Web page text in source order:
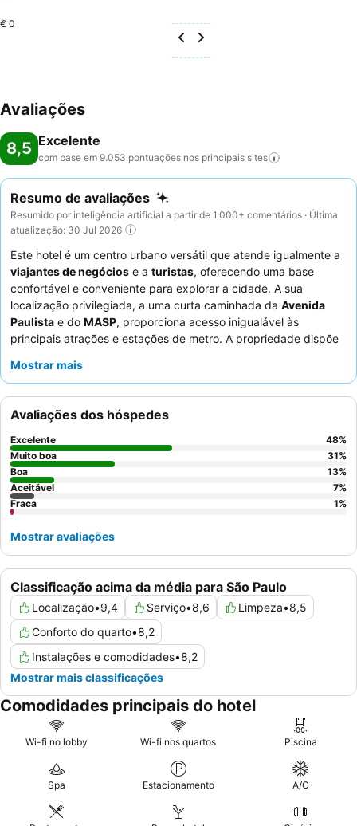
€ 0
Avaliações
8,5 Excelente
com base em 9.053 pontuações nos principais sites
Resumo de avaliações
Resumido por inteligência artificial a partir de 1.000+ comentários · Última
atualização: 30 Jul 2026
Este hotel é um centro urbano versátil que atende igualmente a
viajantes de negócios e a turistas, oferecendo uma base
confortável e conveniente para explorar a cidade. A sua
localização privilegiada, a uma curta caminhada da Avenida
Paulista e do MASP, proporciona acesso inigualável às
principais atrações e estações de metro. A propriedade dispõe
explorar a cidade. Os hóspedes elogiam consistentemente os
pequeno-almoço
, com uma vasta seleção de frutas frescas e
itens quentes. Para uma estadia mais tranquila, os hóspedes
podem preferir quartos virados para o lado oposto da rua
devido a problemas ocasionais de isolamento acústico.
Mostrar mais
Classificação acima da média para São Paulo
Localização•9,4 Serviço•8,6 Limpeza•8,5
Conforto do quarto•8,2
Instalações e comodidades•8,2
Mostrar mais classificações
Avaliações dos hóspedes
Excelente 48%
Muito boa
31%
Boa
13%
Aceitável
7%
Fraca
1%
Mostrar avaliações
Comodidades principais do hotel
Wi-fi no lobby Wi-fi nos quartos Piscina
Spa Estacionamento A/C